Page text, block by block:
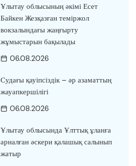
Ұлытау облысының әкімі Есет
Байкен Жезқазған теміржол
вокзалындағы жаңғырту
жұмыстарын бақылады
06.08.2026
Судағы қауіпсіздік – әр азаматтың
жауапкершілігі
06.08.2026
Ұлытау облысында Ұлттық ұланға
арналған әскери қалашық салынып
жатыр